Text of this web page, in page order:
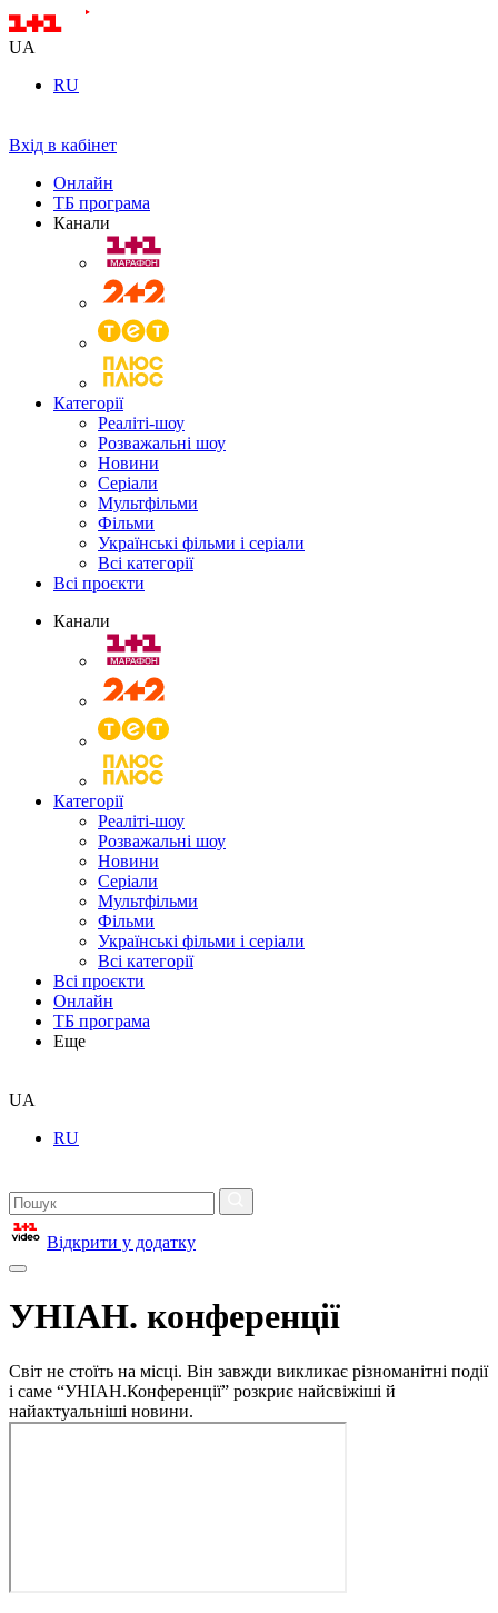
UA
RU
Вхід в кабінет
Онлайн
ТБ програма
Канали
Категорії
Реаліті-шоу
Розважальні шоу
Новини
Серіали
Мультфільми
Фільми
Українські фільми і серіали
Всі категорії
Всі проєкти
Канали
Категорії
Реаліті-шоу
Розважальні шоу
Новини
Серіали
Мультфільми
Фільми
Українські фільми і серіали
Всі категорії
Всі проєкти
Онлайн
ТБ програма
Еще
UA
RU
Відкрити у додатку
УНІАН. конференції
Світ не стоїть на місці. Він завжди викликає різноманітні події
і саме “УНІАН.Конференції” розкриє найсвіжіші й
найактуальніші новини.